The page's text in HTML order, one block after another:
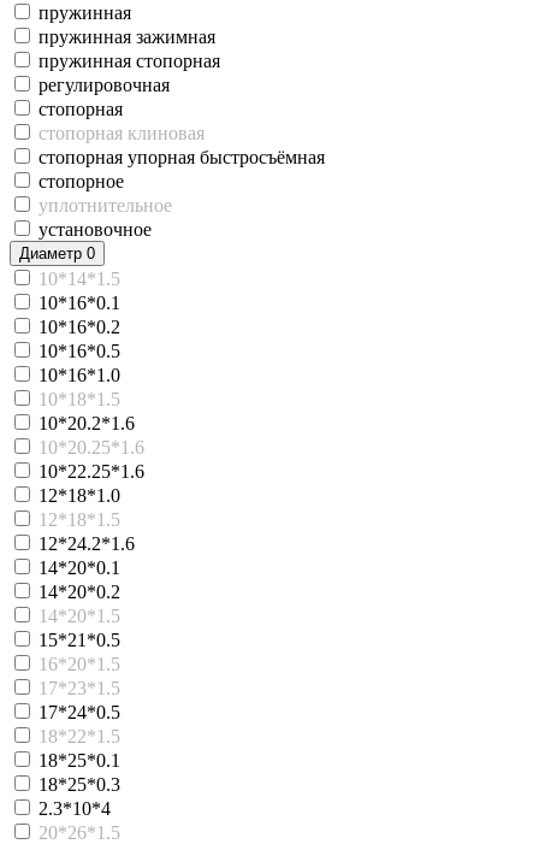
пружинная
пружинная зажимная
пружинная стопорная
регулировочная
стопорная
стопорная клиновая
стопорная упорная быстросъёмная
стопорное
уплотнительное
установочное
Диаметр 0
10*14*1.5
10*16*0.1
10*16*0.2
10*16*0.5
10*16*1.0
10*18*1.5
10*20.2*1.6
10*20.25*1.6
10*22.25*1.6
12*18*1.0
12*18*1.5
12*24.2*1.6
14*20*0.1
14*20*0.2
14*20*1.5
15*21*0.5
16*20*1.5
17*23*1.5
17*24*0.5
18*22*1.5
18*25*0.1
18*25*0.3
2.3*10*4
20*26*1.5